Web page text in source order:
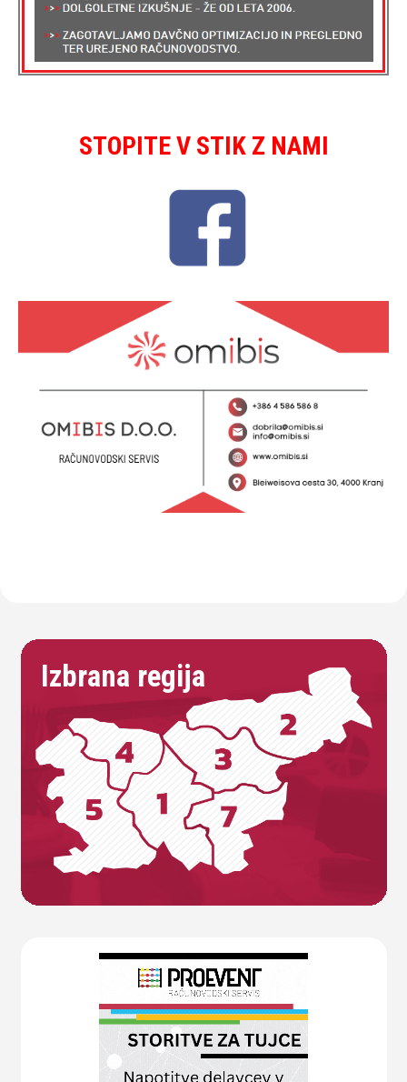
STOPITE V STIK Z NAMI
Izbrana regija